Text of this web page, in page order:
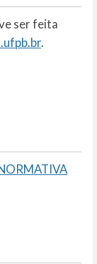
ser feita
.